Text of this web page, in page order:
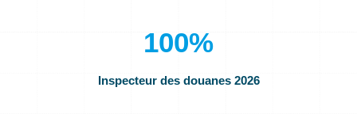
100%
Inspecteur des douanes 2026